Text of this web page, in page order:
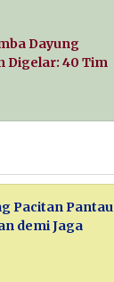
Dayung
Digelar: 40 Tim
Pacitan Pantau
demi Jaga